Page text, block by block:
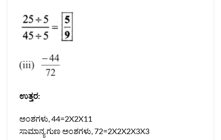
ಉತ್ತರ:
ಅಂಶಗಳು, 44=2X2X11
ಸಾಮಾನ್ಯ ಗುಣ ಅಂಶಗಳು, 72=2X2X2X3X3